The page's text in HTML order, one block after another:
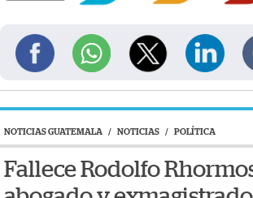
NOTICIAS GUATEMALA / NOTICIAS / POLÍTICA
Fallece Rodolfo